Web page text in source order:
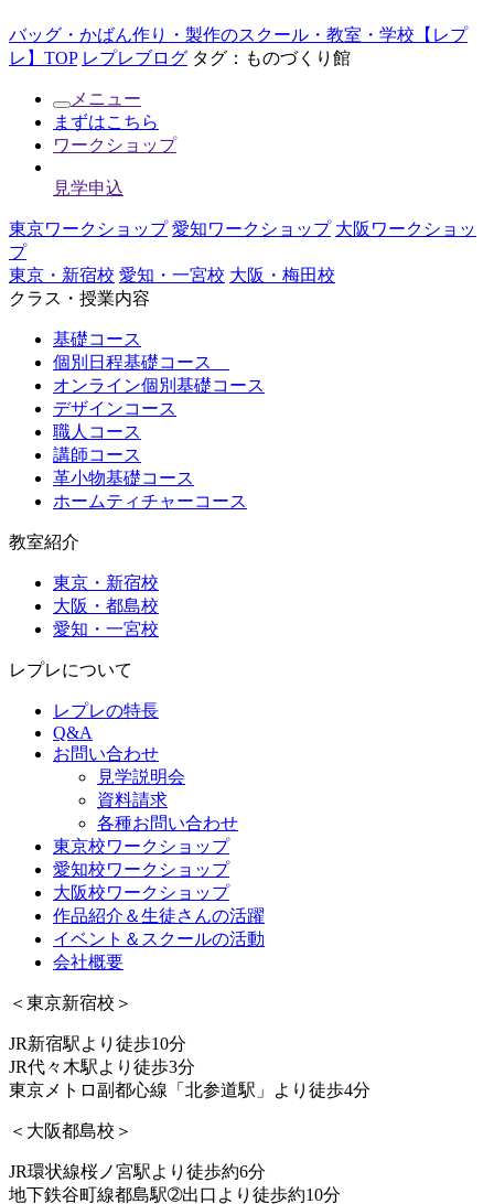
バッグ・かばん作り・製作のスクール・教室・学校【レプ
レ】TOP レプレブログ タグ：ものづくり館
メニュー
まずはこちら
ワークショップ
見学申込
東京ワークショップ 愛知ワークショップ 大阪ワークショッ
プ
東京・新宿校 愛知・一宮校 大阪・梅田校
クラス・授業内容
基礎コース
個別日程基礎コース
オンライン個別基礎コース
デザインコース
職人コース
講師コース
革小物基礎コース
ホームティチャーコース
教室紹介
東京・新宿校
大阪・都島校
愛知・一宮校
レプレについて
レプレの特長
Q&A
お問い合わせ
見学説明会
資料請求
各種お問い合わせ
東京校ワークショップ
愛知校ワークショップ
大阪校ワークショップ
作品紹介＆生徒さんの活躍
イベント＆スクールの活動
会社概要
＜東京新宿校＞
JR新宿駅より徒歩10分
JR代々木駅より徒歩3分
東京メトロ副都心線「北参道駅」より徒歩4分
＜大阪都島校＞
JR環状線桜ノ宮駅より徒歩約6分
地下鉄谷町線都島駅➁出口より徒歩約10分